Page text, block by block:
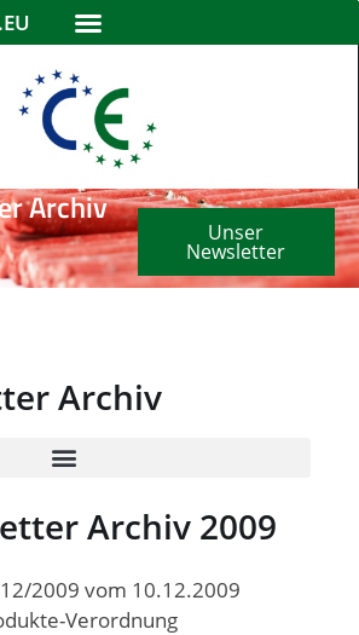
Archiv
Unser
Newsletter
Archiv
Archiv 2009
2009 vom 10.12.2009
Verordnung